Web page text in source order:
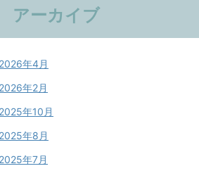
アーカイブ
2026年4月
2026年2月
2025年10月
2025年8月
2025年7月